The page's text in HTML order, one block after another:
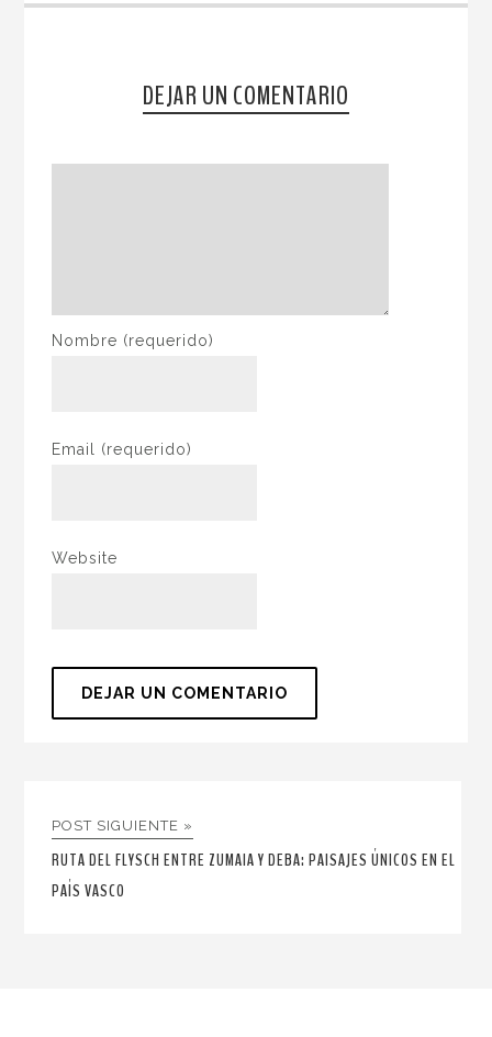
DEJAR UN COMENTARIO
Nombre (requerido)
Email (requerido)
Website
POST SIGUIENTE »
RUTA DEL FLYSCH ENTRE ZUMAIA Y DEBA: PAISAJES ÚNICOS EN EL
PAÍS VASCO